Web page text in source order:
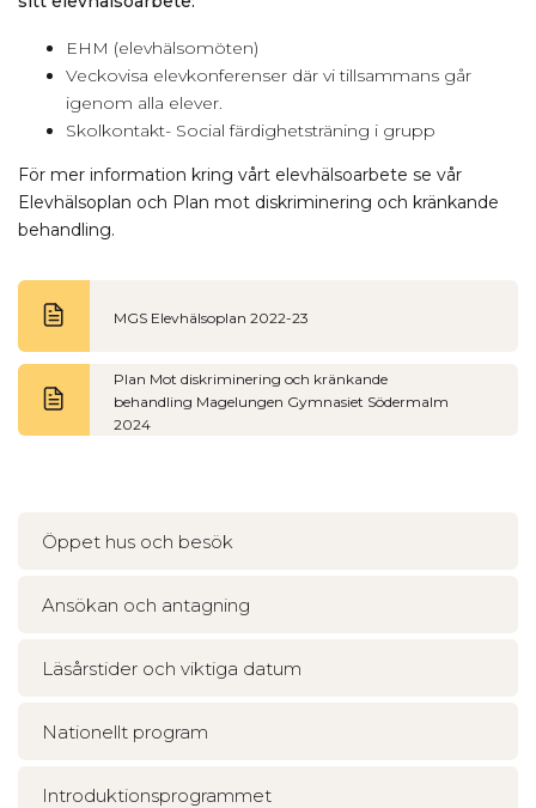
Öppet hus och besök
Ansökan och antagning
Läsårstider och viktiga datum
Nationellt program
Introduktionsprogrammet
EHM (elevhälsomöten)
Veckovisa elevkonferenser där vi tillsammans går
igenom alla elever.
Skolkontakt- Social färdighetsträning i grupp
För mer information kring vårt elevhälsoarbete se vår
Elevhälsoplan och Plan mot diskriminering och kränkande
behandling.
MGS Elevhälsoplan 2022-23
Plan Mot diskriminering och kränkande
behandling Magelungen Gymnasiet Södermalm
2024